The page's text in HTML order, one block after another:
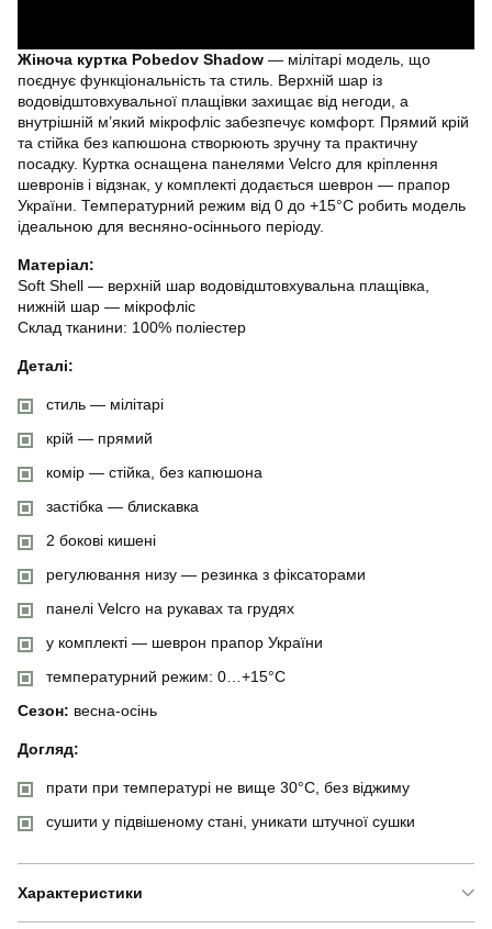
Жіноча куртка Pobedov Shadow — мілітарі модель, що
поєднує функціональність та стиль. Верхній шар із
водовідштовхувальної плащівки захищає від негоди, а
внутрішній м’який мікрофліс забезпечує комфорт. Прямий крій
та стійка без капюшона створюють зручну та практичну
посадку. Куртка оснащена панелями Velcro для кріплення
шевронів і відзнак, у комплекті додається шеврон — прапор
України. Температурний режим від 0 до +15°C робить модель
ідеальною для весняно-осіннього періоду.
Матеріал:
Soft Shell — верхній шар водовідштовхувальна плащівка,
нижній шар — мікрофліс
Склад тканини: 100% поліестер
Деталі:
стиль — мілітарі
крій — прямий
комір — стійка, без капюшона
застібка — блискавка
2 бокові кишені
регулювання низу — резинка з фіксаторами
панелі Velcro на рукавах та грудях
у комплекті — шеврон прапор України
температурний режим: 0…+15°C
Сезон: весна-осінь
Догляд:
прати при температурі не вище 30°C, без віджиму
сушити у підвішеному стані, уникати штучної сушки
Характеристики